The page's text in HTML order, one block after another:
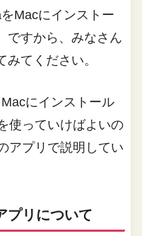
Macにインストー
ですから、みなさん
てください。
にインストール
使っていけばよいの
アプリで説明してい
プリについて